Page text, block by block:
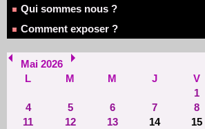
Qui sommes nous ?
Comment exposer ?
Mai 2026
L
M M J V
1
4
5 6 7 8
11
12 13 14 15